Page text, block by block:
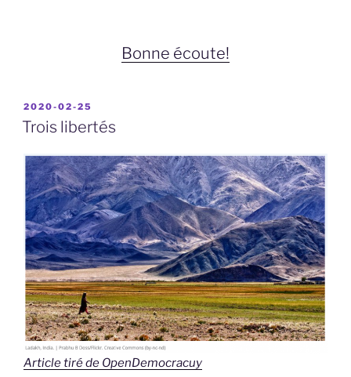
Bonne écoute!
PUBLIÉ
LE
2020-02-25
Trois libertés
Article tiré de OpenDemocracuy